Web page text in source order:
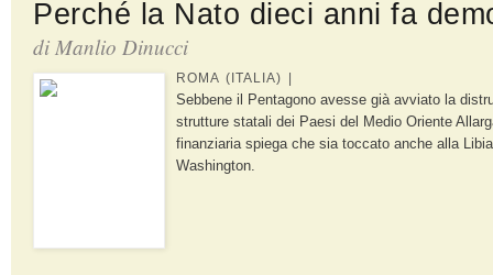
Perché la Nato dieci anni fa
di Manlio Dinucci
ROMA (ITALIA) |
Sebbene il Pentagono avesse già avviato la
strutture statali dei Paesi del Medio Oriente
finanziaria spiega che sia toccato anche alla
Washington.